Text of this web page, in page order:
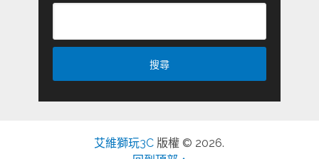
艾維獅玩3C 版權 © 2026.